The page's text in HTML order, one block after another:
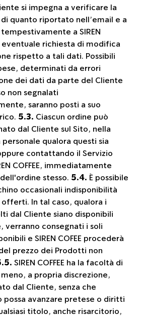
si impegna a verificare la
quanto riportato nell’email e a
a SIREN
eventuale richiesta di modifica
rispetto a tali dati. Possibili
determinati da errori
dei dati da parte del Cliente
non segnalati
saranno posti a suo
5.3. Ciascun ordine può
dal Cliente sul Sito, nella
personale qualora questi sia
contattando il Servizio
COFFEE, immediatamente
stesso. 5.4. È possibile
occasionali indisponibilità
In tal caso, qualora i
dal Cliente siano disponibili
verranno consegnati i soli
e SIREN COFEE procederà
prezzo dei Prodotti non
SIREN COFFEE ha la facoltà di
a propria discrezione,
dal Cliente, senza che
possa avanzare pretese o diritti
titolo, anche risarcitorio,